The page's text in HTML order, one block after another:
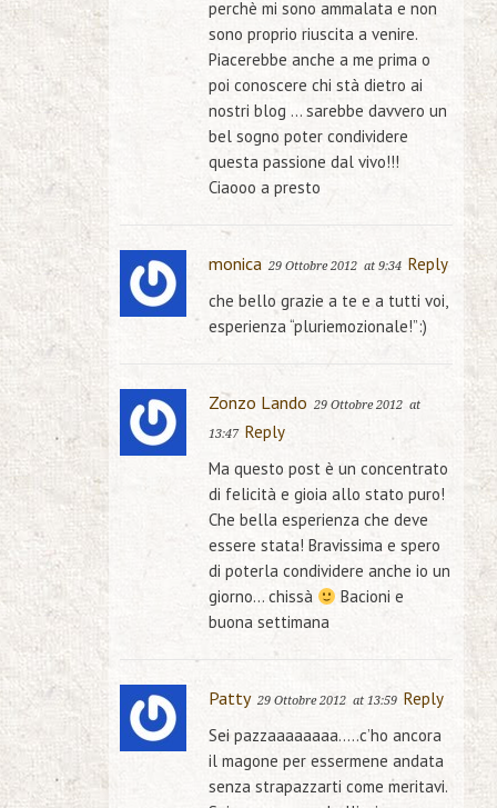
perchè mi sono ammalata e non
sono proprio riuscita a venire.
Piacerebbe anche a me prima o
poi conoscere chi stà dietro ai
nostri blog … sarebbe davvero un
bel sogno poter condividere
questa passione dal vivo!!!
Ciaooo a presto
monica 29 Ottobre 2012 at 9:34 Reply
che bello grazie a te e a tutti voi,
esperienza “pluriemozionale!”:)
Zonzo Lando 29 Ottobre 2012 at
13:47 Reply
Ma questo post è un concentrato
di felicità e gioia allo stato puro!
Che bella esperienza che deve
essere stata! Bravissima e spero
di poterla condividere anche io un
giorno… chissà
Bacioni e
buona settimana
Patty 29 Ottobre 2012 at 13:59 Reply
Sei pazzaaaaaaaa…..c’ho ancora
il magone per essermene andata
senza strapazzarti come meritavi.